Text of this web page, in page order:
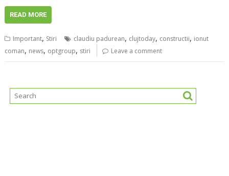
READ MORE
Important, Stiri claudiu padurean, clujtoday, constructii, ionut
coman, news, optgroup, stiri Leave a comment